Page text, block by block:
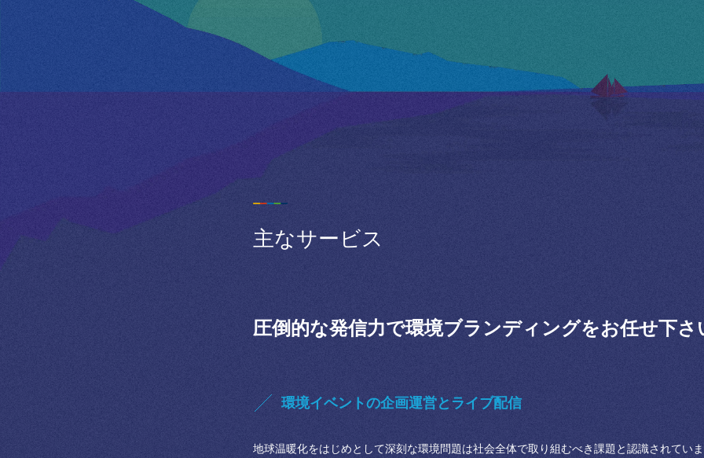
主なサービス
圧倒的な発信力で環境ブランディングをお任せ下さ
環境イベントの企画運営とライブ配信
地球温暖化をはじめとして深刻な環境問題は社会全体で取り組むべき課題と認識されてい